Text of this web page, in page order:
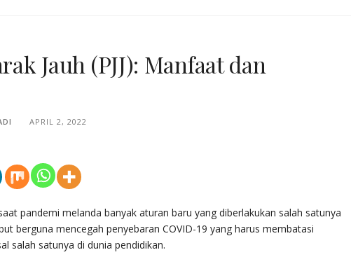
MENCERAHKAN
Jauh (PJJ): Manfaat dan
APRIL 2, 2022
pandemi melanda banyak aturan baru yang diberlakukan salah satunya
berguna mencegah penyebaran COVID-19 yang harus membatasi
salah satunya di dunia pendidikan.